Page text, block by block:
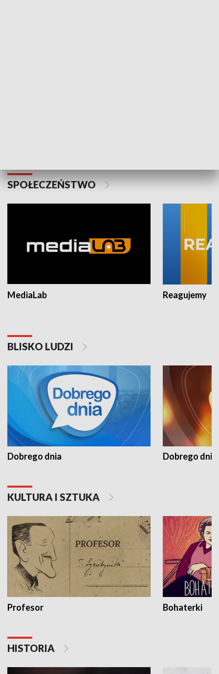
SPOŁECZEŃSTWO
MediaLab Reagujemy
BLISKO LUDZI
Dobrego dnia Dobrego dnia
KULTURA I SZTUKA
Profesor Bohaterki
HISTORIA